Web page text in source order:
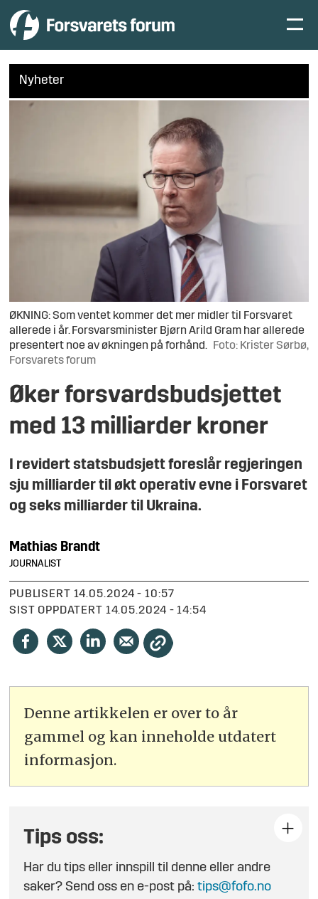
Nyheter
ØKNING: Som ventet kommer det mer midler til Forsvaret
allerede i år. Forsvarsminister Bjørn Arild Gram har allerede
presentert noe av økningen på forhånd.
Foto: Krister Sørbø,
Forsvarets forum
Øker forsvardsbudsjettet
med 13 milliarder kroner
I revidert statsbudsjett foreslår regjeringen
sju milliarder til økt operativ evne i Forsvaret
og seks milliarder til Ukraina.
Mathias Brandt
JOURNALIST
PUBLISERT
14.05.2024 - 10:57
SIST OPPDATERT
14.05.2024 - 14:54
Denne artikkelen er over to år
gammel og kan inneholde utdatert
informasjon.
Tips oss:
Har du tips eller innspill til denne eller andre
saker? Send oss en e-post på:tips@fofo.no